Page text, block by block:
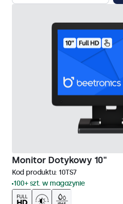
Monitor Dotykowy 10"
Kod produktu: 10TS7
100+ szt. w magazynie